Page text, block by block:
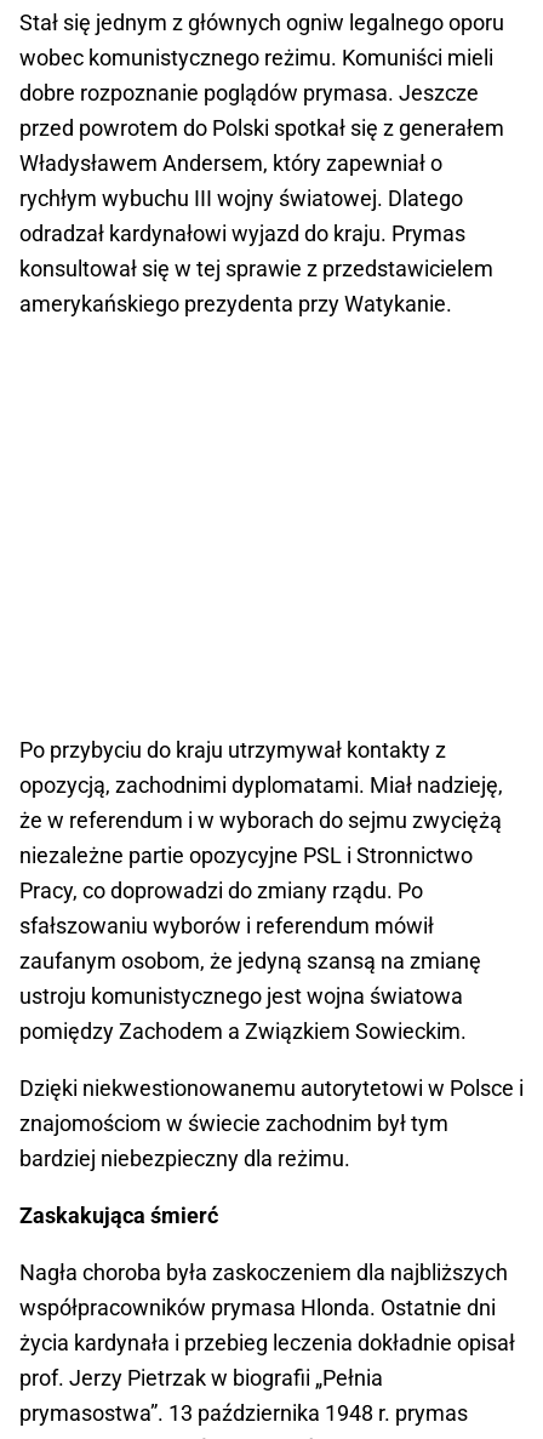
Stał się jednym z głównych ogniw legalnego oporu
wobec komunistycznego reżimu. Komuniści mieli
dobre rozpoznanie poglądów prymasa. Jeszcze
przed powrotem do Polski spotkał się z generałem
Władysławem Andersem, który zapewniał o
rychłym wybuchu III wojny światowej. Dlatego
odradzał kardynałowi wyjazd do kraju. Prymas
konsultował się w tej sprawie z przedstawicielem
amerykańskiego prezydenta przy Watykanie.
Po przybyciu do kraju utrzymywał kontakty z
opozycją, zachodnimi dyplomatami. Miał nadzieję,
że w referendum i w wyborach do sejmu zwyciężą
niezależne partie opozycyjne PSL i Stronnictwo
Pracy, co doprowadzi do zmiany rządu. Po
sfałszowaniu wyborów i referendum mówił
zaufanym osobom, że jedyną szansą na zmianę
ustroju komunistycznego jest wojna światowa
pomiędzy Zachodem a Związkiem Sowieckim.
Dzięki niekwestionowanemu autorytetowi w Polsce i
znajomościom w świecie zachodnim był tym
bardziej niebezpieczny dla reżimu.
Zaskakująca śmierć
Nagła choroba była zaskoczeniem dla najbliższych
współpracowników prymasa Hlonda. Ostatnie dni
życia kardynała i przebieg leczenia dokładnie opisał
prof. Jerzy Pietrzak w biografii „Pełnia
prymasostwa”. 13 października 1948 r. prymas